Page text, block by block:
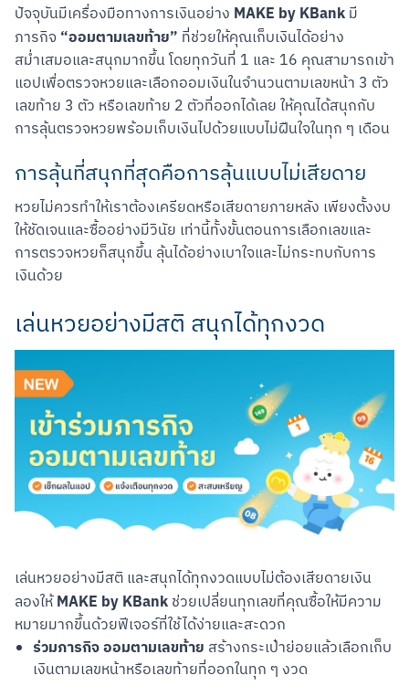
ปัจจุบันมีเครื่องมือทางการเงินอย่าง MAKE by KBank มี
ภารกิจ “ออมตามเลขท้าย” ที่ช่วยให้คุณเก็บเงินได้อย่าง
สม่ำเสมอและสนุกมากขึ้น โดยทุกวันที่ 1 และ 16 คุณสามารถเข้า
แอปเพื่อตรวจหวยและเลือกออมเงินในจำนวนตามเลขหน้า 3 ตัว
เลขท้าย 3 ตัว หรือเลขท้าย 2 ตัวที่ออกได้เลย ให้คุณได้สนุกกับ
การลุ้นตรวจหวยพร้อมเก็บเงินไปด้วยแบบไม่ฝืนใจในทุก ๆ เดือน
การลุ้นที่สนุกที่สุดคือการลุ้นแบบไม่เสียดาย
หวยไม่ควรทำให้เราต้องเครียดหรือเสียดายภายหลัง เพียงตั้งงบ
ให้ชัดเจนและซื้ออย่างมีวินัย เท่านี้ทั้งขั้นตอนการเลือกเลขและ
การตรวจหวยก็สนุกขึ้น ลุ้นได้อย่างเบาใจและไม่กระทบกับการ
เงินด้วย
เล่นหวยอย่างมีสติ สนุกได้ทุกงวด
เล่นหวยอย่างมีสติ และสนุกได้ทุกงวดแบบไม่ต้องเสียดายเงิน
ลองให้ MAKE by KBank ช่วยเปลี่ยนทุกเลขที่คุณซื้อให้มีความ
หมายมากขึ้นด้วยฟีเจอร์ที่ใช้ได้ง่ายและสะดวก
ร่วมภารกิจออมตามเลขท้าย สร้างกระเป๋าย่อยแล้วเลือกเก็บ
เงินตามเลขหน้าหรือเลขท้ายที่ออกในทุก ๆ งวด